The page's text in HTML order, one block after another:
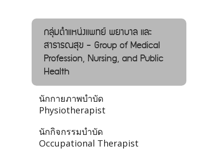
กลุ่มตำแหน่งแพทย์ พยาบาล และ
สาธารณสุข - Group of Medical
Profession, Nursing, and Public
Health
นักกายภาพบำบัด
Physiotherapist
นักกิจกรรมบำบัด
Occupational Therapist